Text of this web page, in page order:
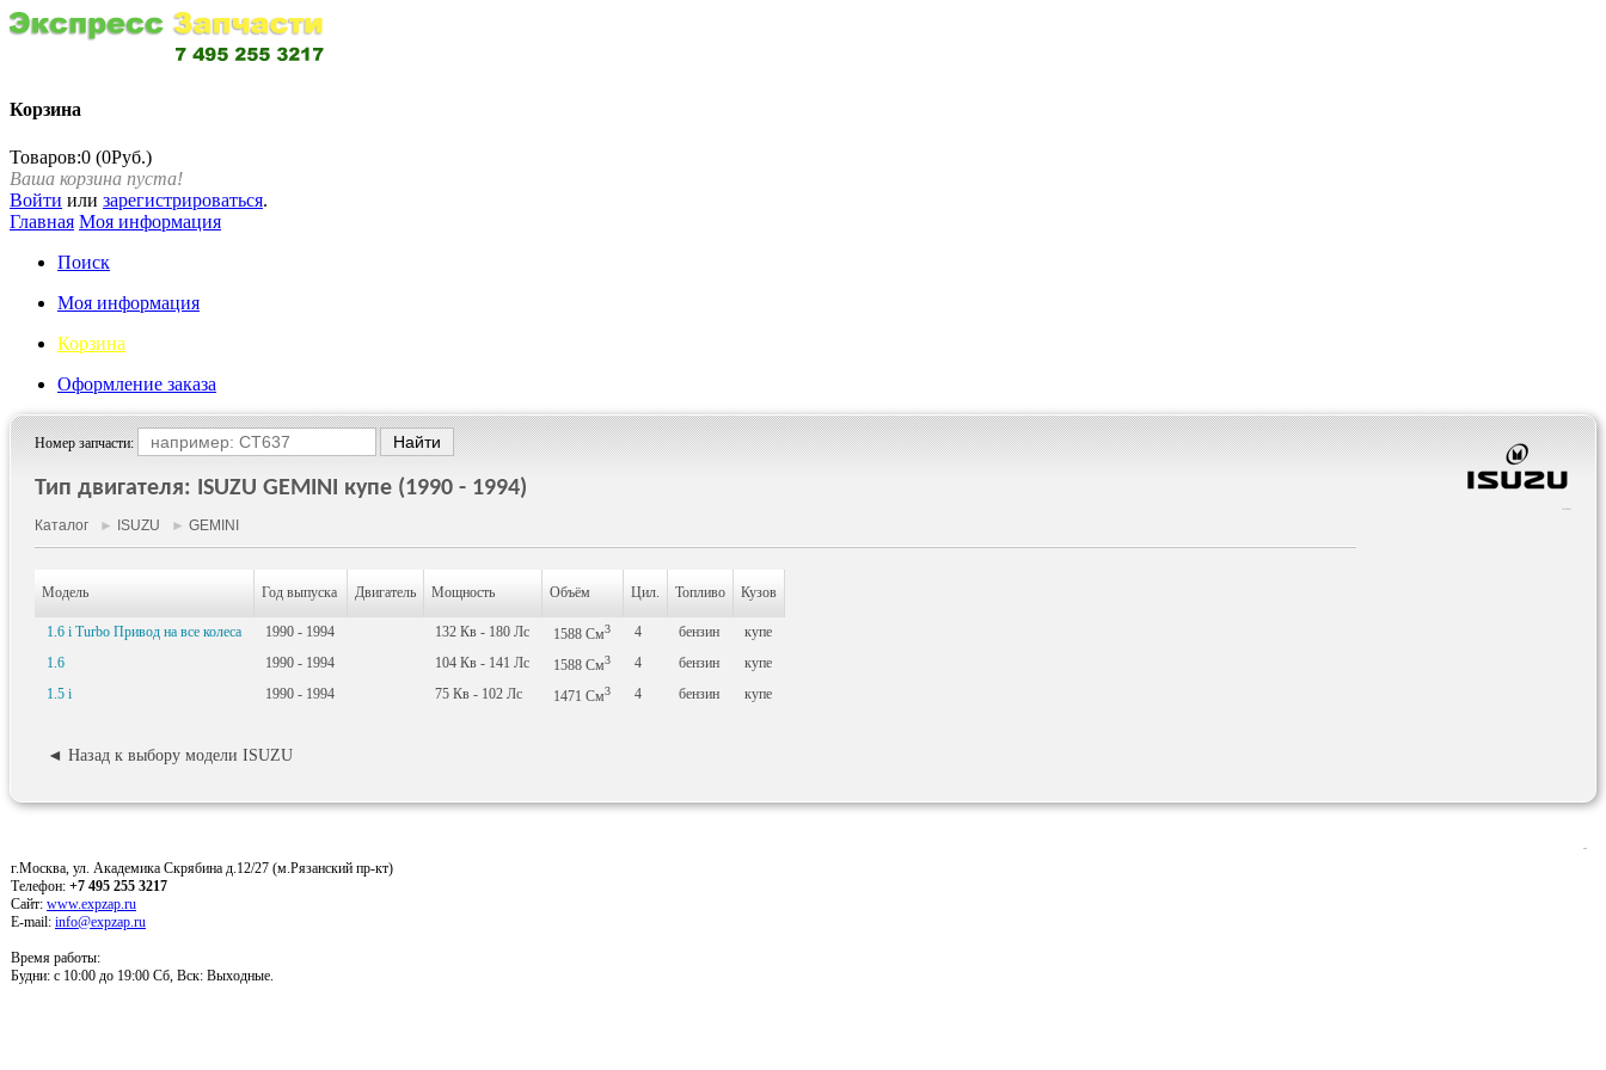
Корзина
Товаров:0 (0Руб.)
Ваша корзина пуста!
Войти или зарегистрироваться.
Главная Моя информация
Поиск
Моя информация
Корзина
Оформление заказа
Номер запчасти:
Тип двигателя: ISUZU GEMINI купе (1990 - 1994)
Каталог ► ISUZU ► GEMINI
Модель Год выпуска Двигатель Мощность Объём Цил. Топливо Кузов
1.6 i Turbo Привод на все колеса 1990 - 1994 132 Кв - 180 Лс 1588 См3 4 бензин
купе
1.6
1990 - 1994 104 Кв - 141 Лс 1588 См3 4 бензин
купе
1.5 i
1990 - 1994 75 Кв - 102 Лс 1471 См3 4 бензин купе
◄ Назад к выбору модели ISUZU
г.Москва, ул. Академика Скрябина д.12/27 (м.Рязанский пр-кт)
Телефон: +7 495 255 3217
Сайт: www.expzap.ru
E-mail: info@expzap.ru
Время работы:
Будни: c 10:00 до 19:00 Сб, Вск: Выходные.